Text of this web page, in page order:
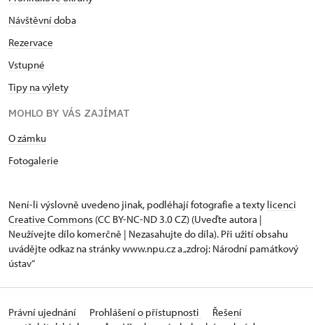
Návštěvní doba
Rezervace
Vstupné
Tipy na výlety
MOHLO BY VÁS ZAJÍMAT
O zámku
Fotogalerie
Není-li výslovně uvedeno jinak, podléhají fotografie a texty licenci
Creative Commons (CC BY-NC-ND 3.0 CZ) (Uveďte autora |
Neužívejte dílo komerčně | Nezasahujte do díla). Při užití obsahu
uvádějte odkaz na stránky www.npu.cz a „zdroj: Národní památkový
ústav“
Právní ujednání Prohlášení o přístupnosti
Řešení